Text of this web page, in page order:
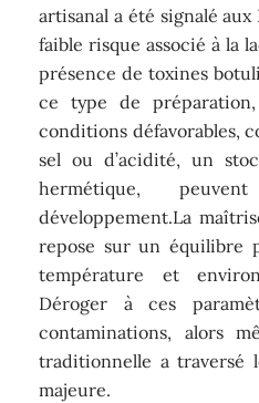
artisanal a été signalé
faible risque associé à la
présence de toxines
ce type de
conditions défavorables,
sel ou d’acidité, un
hermétique,
développement.La
repose sur un équilibre
température et
Déroger à ces
contaminations, alors
traditionnelle a traversé
majeure.